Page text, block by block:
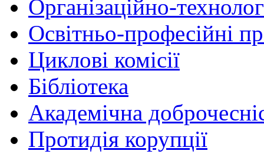
Організаційно-
Освітньо-професійні
Циклові комісії
Бібліотека
Академічна
Протидія корупції